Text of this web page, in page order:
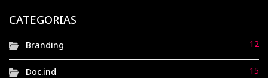
CATEGORIAS
Branding 12
Doc.ind 15